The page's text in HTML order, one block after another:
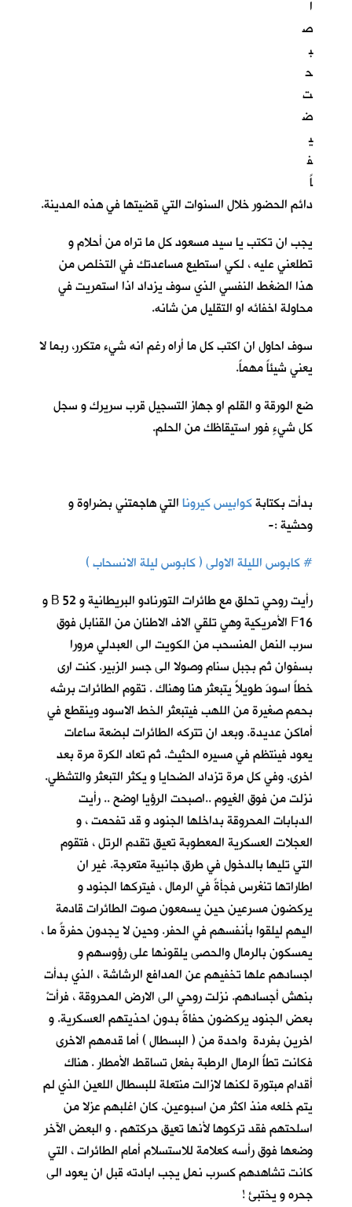
ا
ص
ب
ح
ت
ض
ي
ف
اً
دائم الحضور خلال السنوات التي قضيتها في هذه المدينة.
يجب ان تكتب يا سيد مسعود كل ما تراه من أحلام و
تطلعني عليه ، لكي استطيع مساعدتك في التخلص من
هذا الضغط النفسي الذي سوف يزداد اذا استمريت في
محاولة اخفائه او التقليل من شانه.
سوف احاول ان اكتب كل ما أراه رغم انه شيء متكرر، ربما لا
يعني شيئاً مهماً.
ضع الورقة و القلم او جهاز التسجيل قرب سريرك و سجل
كل شيءٍ فور استيقاظك من الحلم.
بدأت بكتابةكوابيس كيروناالتي هاجمتني بضراوة و
وحشية :-
# كابوس الليلة الاولى ( كابوس ليلة الانسحاب )
رأيت روحي تحلق مع طائرات التورنادو البريطانية و 52 B و
F16 الأمريكية وهي تلقي الاف الاطنان من القنابل فوق
سرب النمل المنسحب من الكويت الى العبدلي مرورا
بسفوان ثم بجبل سنام وصولا الى جسر الزبير. كنت ارى
خطاً اسودَ طويلاً يتبعثر هنا وهناك . تقوم الطائرات برشه
بحمم صغيرة من اللهب فيتبعثر الخط الاسود وينقطع في
أماكن عديدة. وبعد ان تتركه الطائرات لبضعة ساعات
يعود فينتظم في مسيره الحثيث. ثم تعاد الكرة مرة بعد
اخرى. وفي كل مرة تزداد الضحايا و يكثر التبعثر والتشظي.
نزلت من فوق الغيوم ..اصبحت الرؤيا اوضح .. رأيت
الدبابات المحروقة بداخلها الجنود و قد تفحمت ، و
العجلات العسكرية المعطوبة تعيق تقدم الرتل ، فتقوم
التي تليها بالدخول في طرق جانبية متعرجة. غير ان
اطاراتها تنغرس فجأةً في الرمال ، فيتركها الجنود و
يركضون مسرعين حين يسمعون صوت الطائرات قادمة
اليهم ليلقوا بأنفسهم في الحفر. وحين لا يجدون حفرةً ما ،
يمسكون بالرمال والحصى يلقونها على رؤوسهم و
اجسادهم علها تخفيهم عن المدافع الرشاشة ، الذي بدأت
بنهش أجسادهم. نزلت روحي الى الارض المحروقة ، فرأتْ
بعض الجنود يركضون حفاةً بدون احذيتهم العسكرية. و
اخرين بفردة واحدة من ( البسطال ) أما قدمهم الاخرى
فكانت تطأُ الرمال الرطبة بفعل تساقط الأمطار . هناك
أقدام مبتورة لكنها لازالت منتعلة للبسطال اللعين الذي لم
يتم خلعه منذ اكثر من اسبوعين. كان اغلبهم عزلا من
اسلحتهم فقد تركوها لأنها تعيق حركتهم . و البعض الآخر
وضعها فوق رأسه كعلامة للاستسلام أمام الطائرات ، التي
كانت تشاهدهم كسرب نملٍ يجب ابادته قبل ان يعود الى
جحره و يختبئ !